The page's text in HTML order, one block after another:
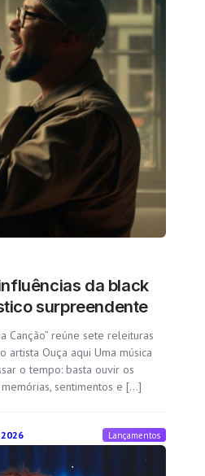
da black
surpreendente
Canção” reúne sete releituras
artista Ouça aqui Uma música
o tempo: basta ouvir os
sentimentos e […]
Lançamentos
off Ad-Blocker
Thanks